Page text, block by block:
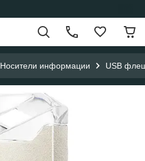
Носители информации USB